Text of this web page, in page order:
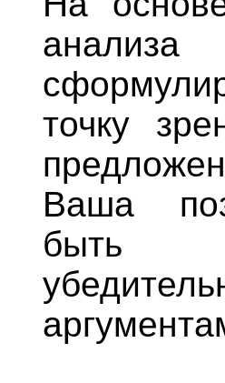
точку
Ваша
быть